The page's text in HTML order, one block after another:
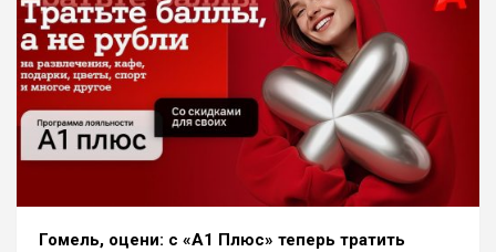
Гомель, оцени: с «A1 Плюс» теперь тратить